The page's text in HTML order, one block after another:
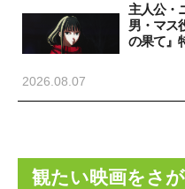
主人公・
男・マス
の果て』
2026.08.07
観たい映画をさが